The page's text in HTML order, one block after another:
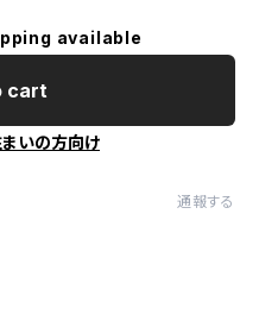
available
cart
いの方向け
通報する